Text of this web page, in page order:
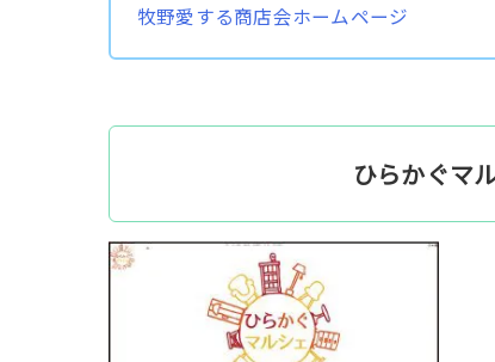
牧野愛する商店会ホームページ
ひらかぐマ